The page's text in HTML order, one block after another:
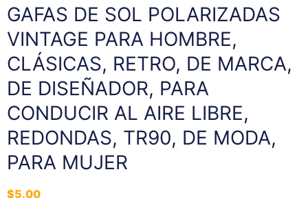
GAFAS DE SOL POLARIZADAS
VINTAGE PARA HOMBRE,
CLÁSICAS, RETRO, DE MARCA,
DE DISEÑADOR, PARA
CONDUCIR AL AIRE LIBRE,
REDONDAS, TR90, DE MODA,
PARA MUJER
$5.00